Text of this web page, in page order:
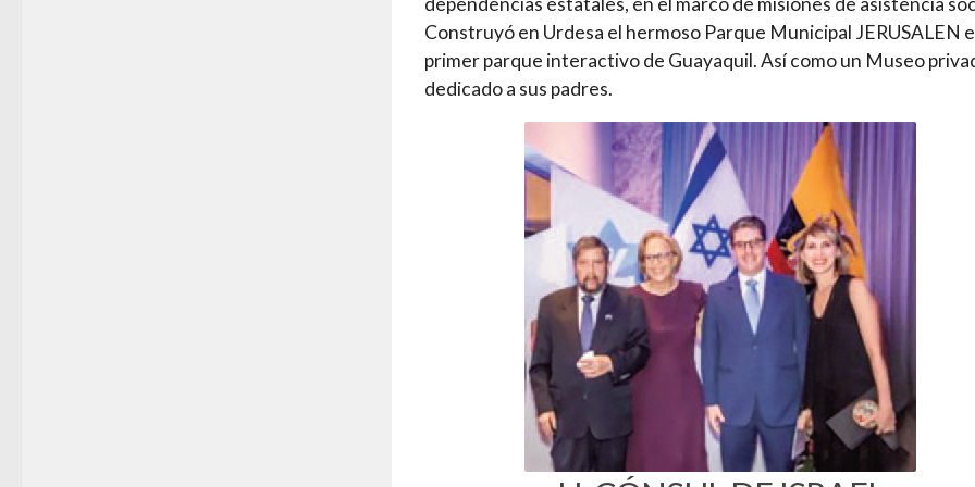
Construyó en Urdesa el hermoso Parque Municipal JERUSALEN
primer parque interactivo de Guayaquil. Así como un Museo
dedicado a sus padres.